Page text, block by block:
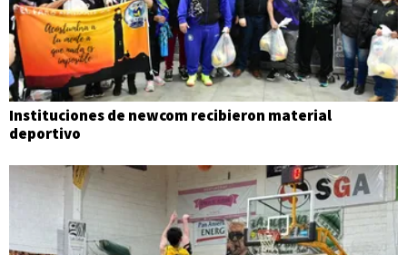
Instituciones de newcom recibieron material
deportivo